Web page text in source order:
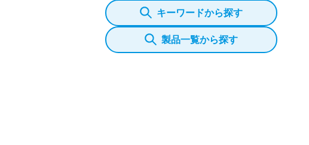
キーワードから探す
製品一覧から探す